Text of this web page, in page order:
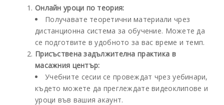
Онлайн уроци по теория:
Получавате теоретични материали чрез
дистанционна система за обучение. Можете да
се подготвите в удобното за вас време и темп.
Присъствена задължителна практика в
масажния център:
Учебните сесии се провеждат чрез уебинари,
където можете да преглеждате видеоклипове и
уроци във вашия акаунт.